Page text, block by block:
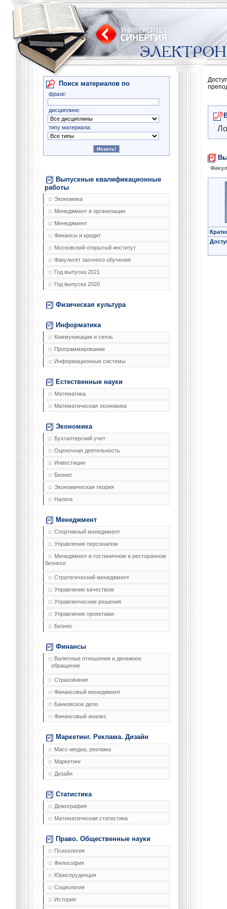
Поиск материалов по
фразе:
дисциплине:
типу материала:
Выпускные квалификационные
работы
Экономика
Менеджмент в организации
Менеджмент
Финансы и кредит
Московский открытый институт
Факультет заочного обучения
Год выпуска 2021
Год выпуска 2020
Физическая культура
Информатика
Коммуникации и связь
Программирование
Информационные системы
Естественные науки
Математика
Математическая экономика
Экономика
Бухгалтерский учет
Оценочная деятельность
Инвестиции
Бизнес
Экономическая теория
Налоги
Менеджмент
Спортивный менеджмент
Управление персоналом
Менеджмент в гостиничном и ресторанном
бизнесе
Стратегический менеджмент
Управление качеством
Управленческие решения
Управление проектами
Бизнес
Финансы
Валютные отношения и денежное
обращение
Страхование
Финансовый менеджмент
Банковское дело
Финансовый анализ
Маркетинг. Реклама. Дизайн
Масс-медиа, реклама
Маркетинг
Дизайн
Статистика
Демография
Математическая статистика
Право. Общественные науки
Психология
Философия
Юриспруденция
Социология
История